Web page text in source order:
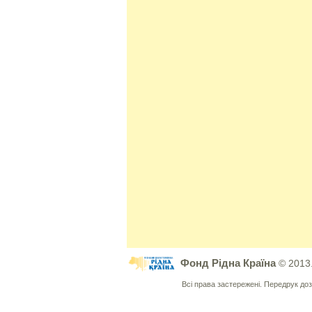
Фонд Рідна Країна©
Всі права застережені. Передрук